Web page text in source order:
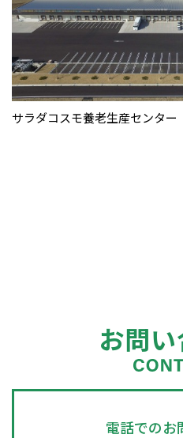
サラダコスモ養老生産センター
お問
電話でのお